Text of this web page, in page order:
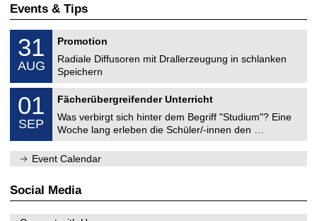
Events & Tips
n
E
n
e
e
r
3
1
0
8
2
0
2
31
AUG
Promotion
Radiale Diffusoren mit Drallerzeugung in schlanken
Speichern
c
l
E
0
1
/
0
9
/
2
6
01
SEP
Fächerübergreifender Unterricht
Was verbirgt sich hinter dem Begriff "Studium"? Eine
Woche lang erleben die Schüler/-innen den …
Event Calendar
Social Media